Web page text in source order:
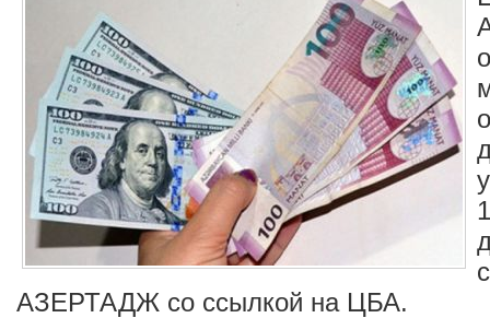
АЗЕРТАДЖ со ссылкой на ЦБА.